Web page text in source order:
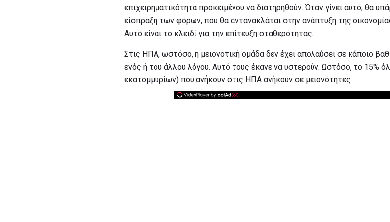
επιχειρηματικότητα προκειμένου να διατηρηθούν. Όταν γίνει αυτό, θα
είσπραξη των φόρων, που θα αντανακλάται στην ανάπτυξη της
Αυτό είναι το κλειδί για την επίτευξη σταθερότητας.
Στις ΗΠΑ, ωστόσο, η μειονοτική ομάδα δεν έχει απολαύσει σε κάποιο
ενός ή του άλλου λόγου. Αυτό τους έκανε να υστερούν. Ωστόσο, το 15%
εκατομμυρίων) που ανήκουν στις ΗΠΑ ανήκουν σε μειονότητες.